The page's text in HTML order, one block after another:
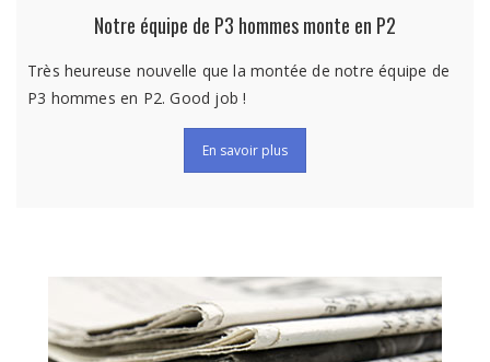
Notre équipe de P3 hommes monte en P2
Très heureuse nouvelle que la montée de notre équipe de
P3 hommes en P2. Good job !
En savoir plus